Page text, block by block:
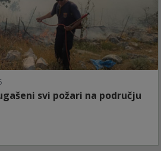
svi požari na području